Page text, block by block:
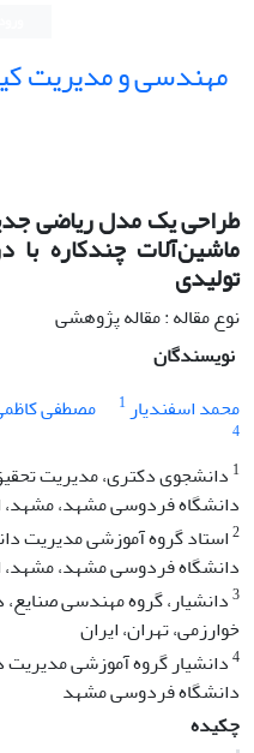
مهندسی و مدیریت
طراحی یک مدل ریاضی
ماشین‌آلات چندکاره
تولیدی
نوع مقاله : مقاله پژوهشی
نویسندگان
محمد اسفندیار1 مصطفی
4
1 دانشجوی دکتری، مدیریت
دانشگاه فردوسی مشهد، مشهد،
2استاد گروه آموزشی مدیریت
دانشگاه فردوسی مشهد، مشهد،
3دانشیار، گروه مهندسی
خوارزمی، تهران، ایران
4دانشیار گروه آموزشی مدیریت
دانشگاه فردوسی مشهد
چکیده